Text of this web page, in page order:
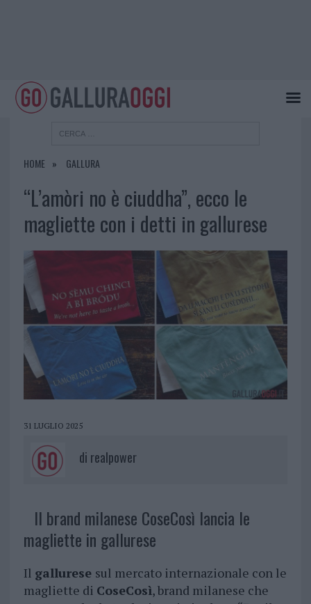
HOME GALLURA
“L’amòri no è ciuddha”, ecco le
magliette con i detti in gallurese
31 LUGLIO 2025
di realpower
Il brand milanese CoseCosì lancia le
magliette in gallurese
Il gallurese sul mercato internazionale con le
magliette di CoseCosì, brand milanese che